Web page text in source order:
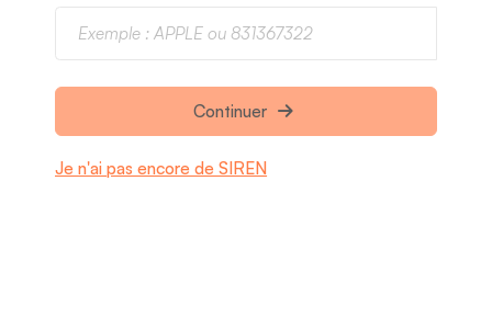
Continuer
Je n'ai pas encore de SIREN